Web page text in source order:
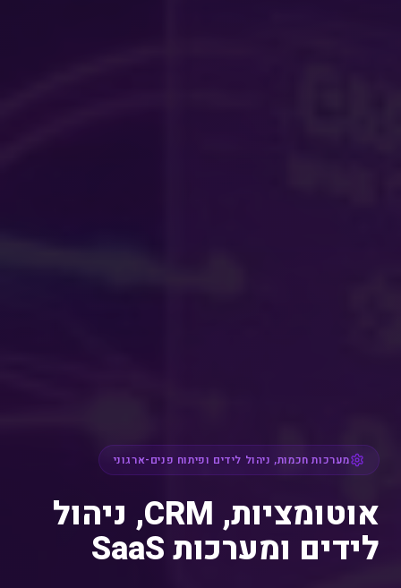
מערכות חכמות, ניהול לידים ופיתוח פנים-ארגוני
אוטומציות, CRM, ניהול
לידים ומערכות SaaS